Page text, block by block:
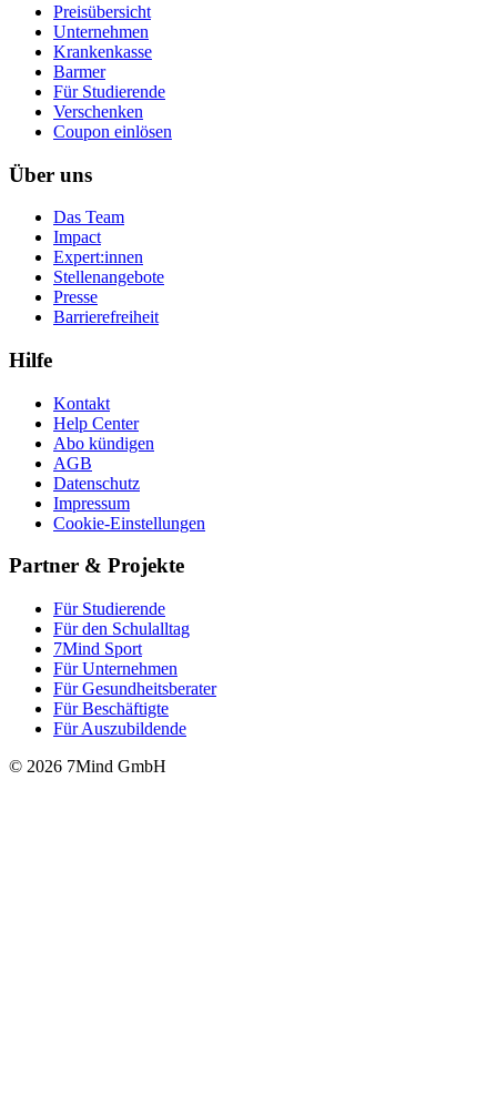
Preisübersicht
Unternehmen
Krankenkasse
Barmer
Für Studierende
Ver­schen­ken
Coupon einlösen
Über uns
Das Team
Impact
Expert:innen
Stellenangebote
Presse
Barrierefreiheit
Hilfe
Kontakt
Help Center
Abo kündigen
AGB
Datenschutz
Impressum
Cookie-Einstellungen
Partner & Projekte
Für Stu­die­rende
Für den Schulalltag
7Mind Sport
Für Unter­neh­men
Für Gesund­heits­be­ra­ter
Für Beschäftigte
Für Auszubildende
© 2026 7Mind GmbH